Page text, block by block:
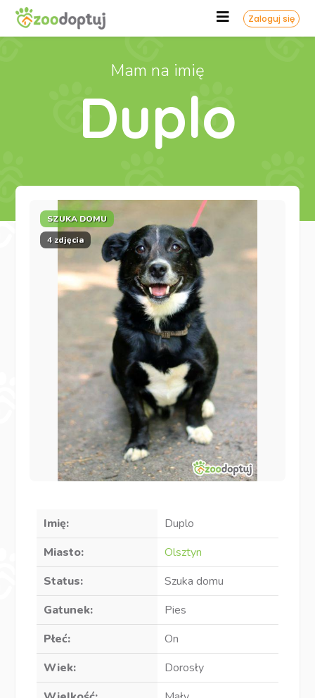
Zaloguj się
Mam na imię
Duplo
SZUKA DOMU
4 zdjęcia
Imię:
Duplo
Miasto:
Olsztyn
Status:
Szuka domu
Gatunek:
Pies
Płeć:
On
Wiek:
Dorosły